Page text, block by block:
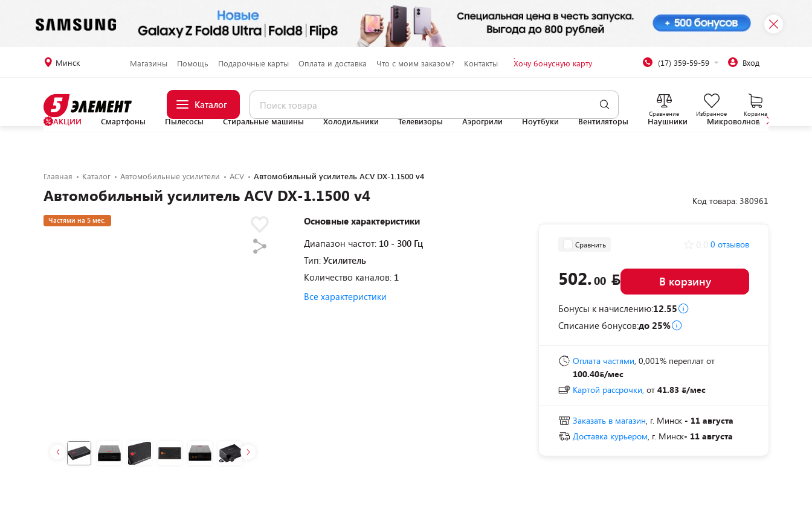
Минск Магазины Помощь Подарочные карты Оплата и доставка Что с моим заказом? Контакты Хочу бонусную карту (17) 359-59-59 Вход
Каталог
Сравнение Избранное Корзина
АКЦИИ Смартфоны Пылесосы Стиральные машины Холодильники Телевизоры Аэрогрили Ноутбуки Вентиляторы Наушники Микроволновые печи
Главная Каталог Автомобильные усилители ACV Автомобильный усилитель ACV DX-1.1500 v4
Автомобильный усилитель ACV DX-1.1500 v4
Частями на 5 мес.
Основные характеристики
Диапазон частот: 10 - 300 Гц
Тип: Усилитель
Количество каналов: 1
Все характеристики
Код товара: 380961
Сравнить 0 отзывов
502.00 В корзину
Бонусы к начислению:12.55
Списание бонусов:до 25%
Оплата частями, 0,001% переплат от
100.40 /мес
Картой рассрочки, от 41.83 /мес
Заказать в магазин, г. Минск - 11 августа
Доставка курьером, г. Минск- 11 августа